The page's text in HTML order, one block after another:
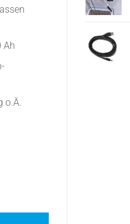
Desktop
Ah
o.Ä.